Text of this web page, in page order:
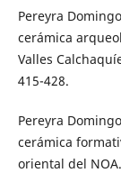
Pereyra
cerámica
Valles
415-428.
Pereyra
cerámica
oriental del